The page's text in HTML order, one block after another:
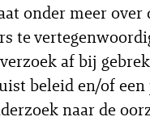
onder meer over
te
af bij
beleid en/of een
naar de